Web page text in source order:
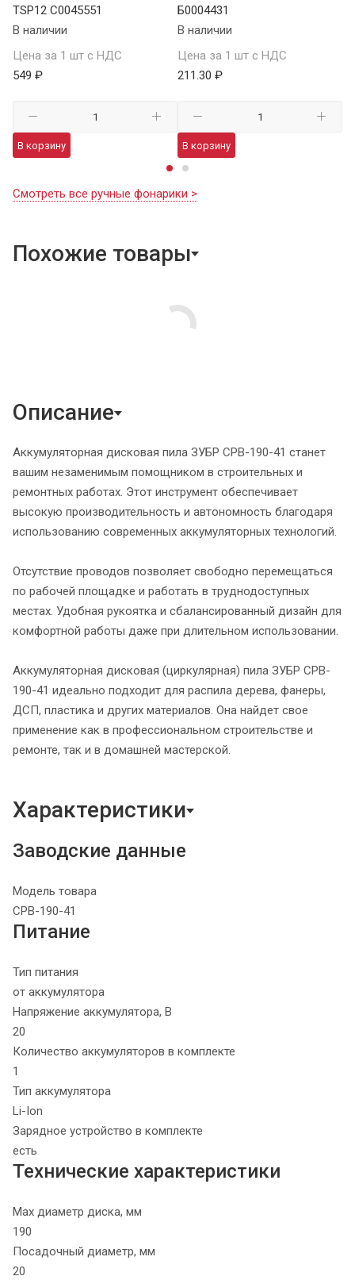
TSP12 C0045551
В наличии
Цена за 1 шт с НДС
549 ₽
В корзину
Б0004431
В наличии
Цена за 1 шт с НДС
211.30 ₽
В корзину
Смотреть все ручные фонарики >
Похожие товары
Описание
Аккумуляторная дисковая пила ЗУБР CPB-190-41 станет
вашим незаменимым помощником в строительных и
ремонтных работах. Этот инструмент обеспечивает
высокую производительность и автономность благодаря
использованию современных аккумуляторных технологий.
Отсутствие проводов позволяет свободно перемещаться
по рабочей площадке и работать в труднодоступных
местах. Удобная рукоятка и сбалансированный дизайн для
комфортной работы даже при длительном использовании.
Аккумуляторная дисковая (циркулярная) пила ЗУБР CPB-
190-41 идеально подходит для распила дерева, фанеры,
ДСП, пластика и других материалов. Она найдет свое
применение как в профессиональном строительстве и
ремонте, так и в домашней мастерской.
Характеристики
Заводские данные
Модель товара
CPB-190-41
Питание
Тип питания
от аккумулятора
Напряжение аккумулятора, В
20
Количество аккумуляторов в комплекте
1
Тип аккумулятора
Li-Ion
Зарядное устройство в комплекте
есть
Технические характеристики
Max диаметр диска, мм
190
Посадочный диаметр, мм
20